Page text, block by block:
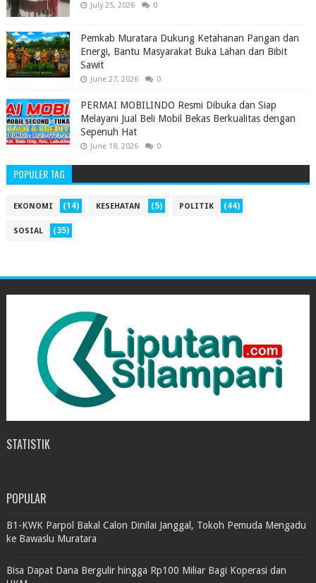
July 25, 2026 0
Pemkab Muratara Dukung Ketahanan Pangan dan
Energi, Bantu Masyarakat Buka Lahan dan Bibit
Sawit
June 27, 2026 0
PERMAI MOBILINDO Resmi Dibuka dan Siap
Melayani Jual Beli Mobil Bekas Berkualitas dengan
Sepenuh Hat
June 18, 2026 0
POPULER TAG
EKONOMI (14) KESEHATAN (5) POLITIK (44)
SOSIAL (35)
STATISTIK
POPULAR
B1-KWK Parpol Bakal Calon Dinilai Janggal, Tokoh Pemuda Mengadu
ke Bawaslu Muratara
Bisa Dapat Dana Bergulir hingga Rp100 Miliar Bagi Koperasi dan